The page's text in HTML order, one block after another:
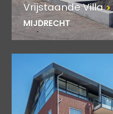
Vrijstaande Villa
MIJDRECHT